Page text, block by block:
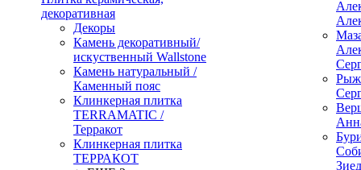
декоративная
Декоры
Камень декоративный/
искуственный Wallstone
Камень натуральный /
Каменный пояс
Клинкерная плитка
TERRAMATIC /
Терракот
Клинкерная плитка
ТЕРРАКОТ